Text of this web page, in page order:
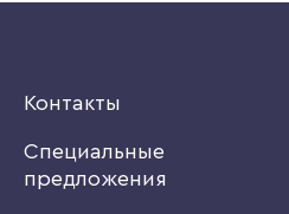
Контакты
Специальные
предложения